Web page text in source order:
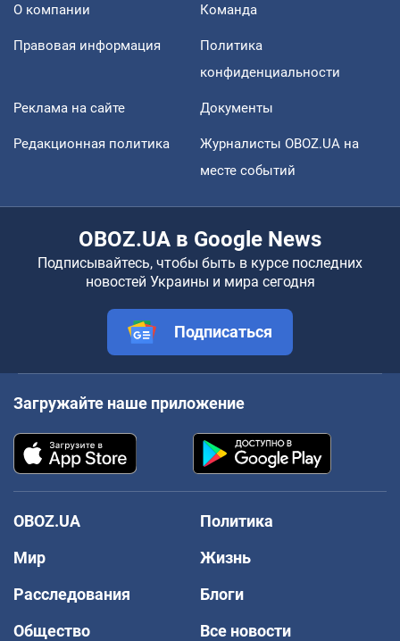
О компании Команда
Правовая информация
Политика
конфиденциальности
Реклама на сайте Документы
Редакционная политика
Журналисты OBOZ.UA на
месте событий
OBOZ.UA в Google News
Подписывайтесь, чтобы быть в курсе последних
новостей Украины и мира сегодня
Подписаться
Загружайте наше приложение
OBOZ.UA
Политика
Мир
Жизнь
Расследования
Блоги
Общество
Все новости